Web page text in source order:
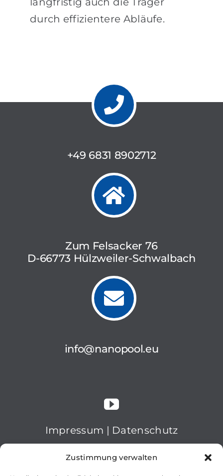
Zustimmung verwalten
durch effizientere Abläufe.
+49 6831 8902712
Zum Felsacker 76
D-66773 Hülzweiler-Schwalbach
info@nanopool.eu
Impressum | Datenschutz
© 2026 nanopool GmbH